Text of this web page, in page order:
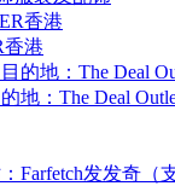
香港
地：The Deal